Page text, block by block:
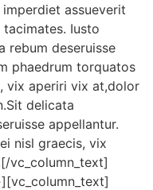
assueverit
Iusto
rebum deseruisse
phaedrum torquatos
vix aperiri vix at,dolor
delicata
appellantur.
nisl graecis, vix
vc_column_text]